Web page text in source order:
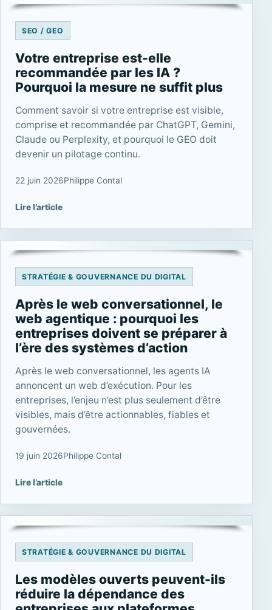
SEO / GEO
Votre entreprise est-elle
recommandée par les IA ?
Pourquoi la mesure ne suffit plus
Comment savoir si votre entreprise est visible,
comprise et recommandée par ChatGPT, Gemini,
Claude ou Perplexity, et pourquoi le GEO doit
devenir un pilotage continu.
22 juin 2026Philippe Contal
Lire l’article
STRATÉGIE & GOUVERNANCE DU DIGITAL
Après le web conversationnel, le
web agentique : pourquoi les
entreprises doivent se préparer à
l’ère des systèmes d’action
Après le web conversationnel, les agents IA
annoncent un web d’exécution. Pour les
entreprises, l’enjeu n’est plus seulement d’être
visibles, mais d’être actionnables, fiables et
gouvernées.
19 juin 2026Philippe Contal
Lire l’article
STRATÉGIE & GOUVERNANCE DU DIGITAL
Les modèles ouverts peuvent-ils
réduire la dépendance des